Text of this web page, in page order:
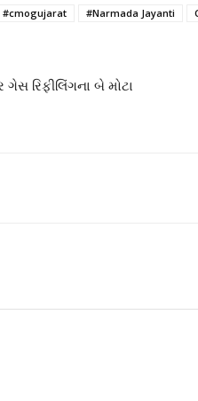
#cmogujarat #Narmada Jayanti
રિફીલિંગના બે મોટા